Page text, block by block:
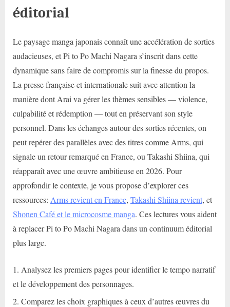
éditorial
Le paysage manga japonais connaît une accélération de sorties
audacieuses, et Pi to Po Machi Nagara s’inscrit dans cette
dynamique sans faire de compromis sur la finesse du propos.
La presse française et internationale suit avec attention la
manière dont Arai va gérer les thèmes sensibles — violence,
culpabilité et rédemption — tout en préservant son style
personnel. Dans les échanges autour des sorties récentes, on
peut repérer des parallèles avec des titres comme Arms, qui
signale un retour remarqué en France, ou Takashi Shiina, qui
réapparaît avec une œuvre ambitieuse en 2026. Pour
approfondir le contexte, je vous propose d’explorer ces
ressources: Arms revient en France, Takashi Shiina revient, et
Shonen Café et le microcosme manga. Ces lectures vous aident
à replacer Pi to Po Machi Nagara dans un continuum éditorial
plus large.
Analysez les premiers pages pour identifier le tempo narratif
et le développement des personnages.
Comparez les choix graphiques à ceux d’autres œuvres du